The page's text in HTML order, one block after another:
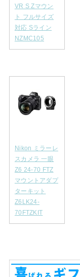
VR S Zマウン
ト フルサイズ
対応 Sライン
NZMC105
Nikon ミラーレ
スカメラ 一眼
Z6 24-70 FTZ
マウントアダプ
ターキット
Z6LK24-
70FTZKIT